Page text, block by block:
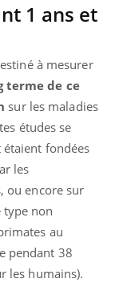
1 ans et
à mesurer
terme de ce
sur les maladies
études se
fondées
les
ou encore sur
type non
au
pendant 38
les humains).